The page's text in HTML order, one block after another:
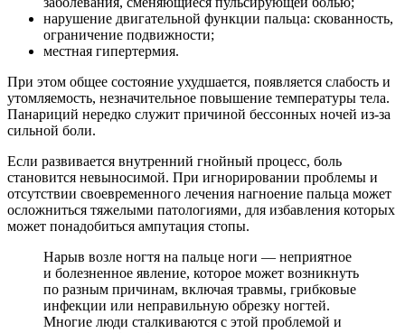
нарушение двигательной функции пальца: скованность,
ограничение подвижности;
местная гипертермия.
При этом общее состояние ухудшается, появляется слабость и
утомляемость, незначительное повышение температуры тела.
Панариций нередко служит причиной бессонных ночей из-за
сильной боли.
Если развивается внутренний гнойный процесс, боль
становится невыносимой. При игнорировании проблемы и
отсутствии своевременного лечения нагноение пальца может
осложниться тяжелыми патологиями, для избавления которых
может понадобиться ампутация стопы.
Нарыв возле ногтя на пальце ноги — неприятное
и болезненное явление, которое может возникнуть
по разным причинам, включая травмы, грибковые
инфекции или неправильную обрезку ногтей.
Многие люди сталкиваются с этой проблемой и